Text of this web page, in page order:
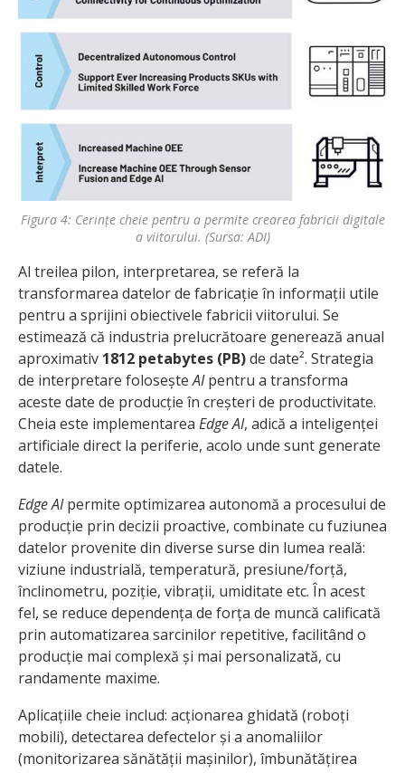
Figura 4: Cerințe cheie pentru a permite crearea fabricii digitale
a viitorului. (Sursa: ADI)
Al treilea pilon, interpretarea, se referă la
transformarea datelor de fabricație în informații utile
pentru a sprijini obiectivele fabricii viitorului. Se
estimează că industria prelucrătoare generează anual
aproximativ 1812 petabytes (PB)de date². Strategia
de interpretare foloseșteAIpentru a transforma
aceste date de producție în creșteri de productivitate.
Cheia este implementarea Edge AI, adică a inteligenței
artificiale direct la periferie, acolo unde sunt generate
datele.
Edge AIpermite optimizarea autonomă a procesului de
producție prin decizii proactive, combinate cu fuziunea
datelor provenite din diverse surse din lumea reală:
viziune industrială, temperatură, presiune/forță,
înclinometru, poziție, vibrații, umiditate etc. În acest
fel, se reduce dependența de forța de muncă calificată
prin automatizarea sarcinilor repetitive, facilitând o
producție mai complexă și mai personalizată, cu
randamente maxime.
Aplicațiile cheie includ: acționarea ghidată (roboți
mobili), detectarea defectelor și a anomaliilor
(monitorizarea sănătății mașinilor), îmbunătățirea